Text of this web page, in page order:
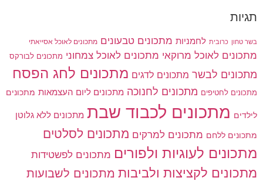
תגיות
בשר טחון כרובית לחמניות מתכונים טבעונים מתכונים לאוכל אסייאתי
מתכונים לאוכל מרוקאי מתכונים לאוכל צמחוני מתכונים לבורקס
מתכונים לבשר מתכונים לדגים מתכונים לחג הפסח
מתכונים לחטיפים מתכונים לחנוכה מתכונים ליום העצמאות מתכונים
לילדים מתכונים לכבוד שבת מתכונים ללא גלוטן
מתכונים ללחם מתכונים למרקים מתכונים לסלטים
מתכונים לעוגיות ולפורים מתכונים לפשטידות
מתכונים לקציצות ולביבות מתכונים לשבועות